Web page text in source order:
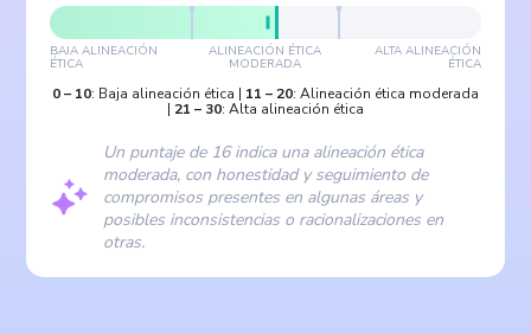
BAJA ALINEACIÓN
ÉTICA
ALINEACIÓN ÉTICA
MODERADA
ALTA ALINEACIÓN
ÉTICA
0– 10: Baja alineación ética | 11 – 20: Alineación ética moderada
| 21 – 30: Alta alineación ética
Un puntaje de 16 indica una alineación ética
moderada, con honestidad y seguimiento de
compromisos presentes en algunas áreas y
posibles inconsistencias o racionalizaciones en
otras.